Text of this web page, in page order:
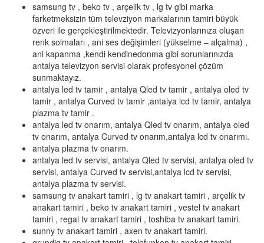
samsung tv , beko tv , arçelik tv , lg tv gibi marka
farketmeksizin tüm televziyon markalarının tamiri büyük
özveri ile gerçekleştirilmektedir. Televizyonlarınıza oluşan
renk solmaları , ani ses değişimleri (yükselme – alçalma) ,
ani kapanma ,kendi kendinedonma gibi sorunlarınızda
antalya televizyon servisi olarak profesyonel çözüm
sunmaktayız.
antalya led tv tamir , antalya Qled tv tamir , antalya oled tv
tamir , antalya Curved tv tamir ,antalya lcd tv tamir, antalya
plazma tv tamir .
antalya led tv onarım, antalya Qled tv onarım, antalya oled
tv onarım, antalya Curved tv onarım,antalya lcd tv onarımı.
antalya plazma tv onarım.
antalya led tv servisi, antalya Qled tv servisi, antalya oled tv
servisi, antalya Curved tv servisi,antalya lcd tv servisi,
antalya plazma tv servisi.
samsung tv anakart tamiri , lg tv anakart tamiri , arçelik tv
anakart tamiri , beko tv anakart tamiri , vestel tv anakart
tamiri , regal tv anakart tamiri , toshiba tv anakart tamiri.
sunny tv anakart tamiri , axen tv anakart tamiri.